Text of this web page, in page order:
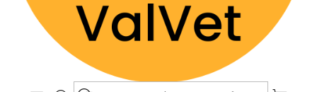
Snack Untable para Gatos Winga
$3.450
7805505011550|Fellini